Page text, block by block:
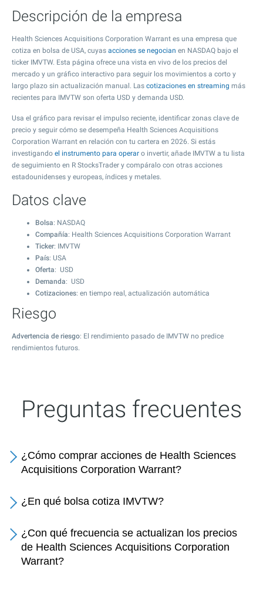
Descripción de la empresa
Health Sciences Acquisitions Corporation Warrant es una empresa que
cotiza en bolsa de USA, cuyas acciones se negocian en NASDAQ bajo el
ticker IMVTW. Esta página ofrece una vista en vivo de los precios del
mercado y un gráfico interactivo para seguir los movimientos a corto y
largo plazo sin actualización manual. Las cotizaciones en streaming más
recientes para IMVTW son oferta USD y demanda USD.
Usa el gráfico para revisar el impulso reciente, identificar zonas clave de
precio y seguir cómo se desempeña Health Sciences Acquisitions
Corporation Warrant en relación con tu cartera en 2026. Si estás
investigando el instrumento para operar o invertir, añade IMVTW a tu lista
de seguimiento en R StocksTrader y compáralo con otras acciones
estadounidenses y europeas, índices y metales.
Datos clave
Bolsa: NASDAQ
Compañía: Health Sciences Acquisitions Corporation Warrant
Ticker: IMVTW
País: USA
Oferta: USD
Demanda: USD
Cotizaciones: en tiempo real, actualización automática
Riesgo
Advertencia de riesgo: El rendimiento pasado de IMVTW no predice
rendimientos futuros.
Preguntas frecuentes
¿Cómo comprar acciones de Health Sciences
Acquisitions Corporation Warrant?
¿En qué bolsa cotiza IMVTW?
¿Con qué frecuencia se actualizan los precios
de Health Sciences Acquisitions Corporation
Warrant?